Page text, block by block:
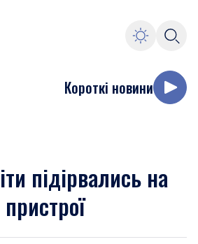
Короткі новини
підірвались на